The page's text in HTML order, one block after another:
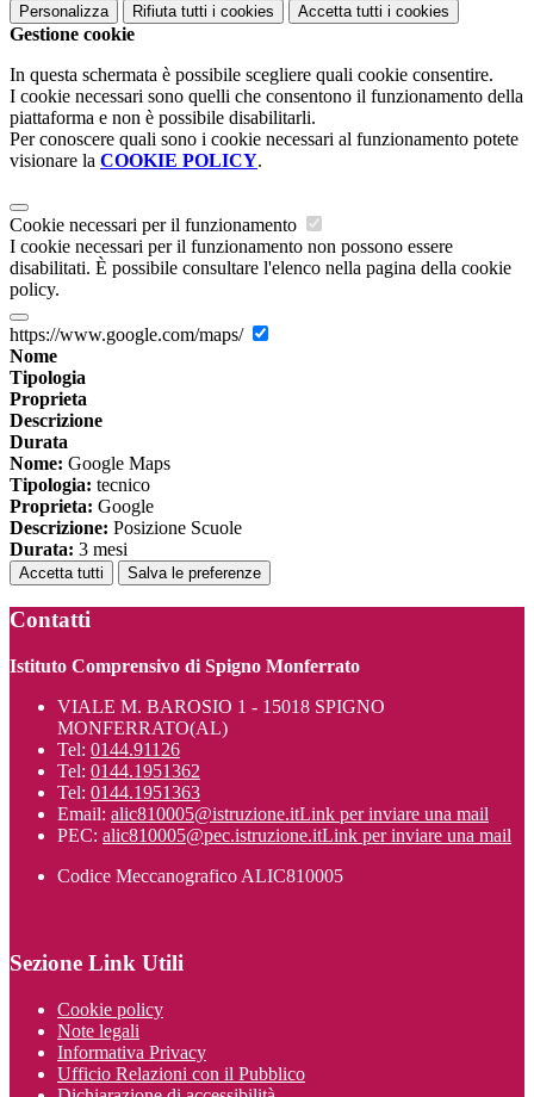
Personalizza Rifiuta tutti i cookies Accetta tutti i cookies
Gestione cookie
In questa schermata è possibile scegliere quali cookie consentire.
I cookie necessari sono quelli che consentono il funzionamento della
piattaforma e non è possibile disabilitarli.
Per conoscere quali sono i cookie necessari al funzionamento potete
visionare la COOKIE POLICY.
Cookie necessari per il funzionamento
I cookie necessari per il funzionamento non possono essere
disabilitati. È possibile consultare l'elenco nella pagina della cookie
policy.
https://www.google.com/maps/
Nome
Tipologia
Proprieta
Descrizione
Durata
Nome: Google Maps
Tipologia: tecnico
Proprieta: Google
Descrizione: Posizione Scuole
Durata: 3 mesi
Accetta tutti Salva le preferenze
Contatti
Istituto Comprensivo di Spigno Monferrato
VIALE M. BAROSIO 1 - 15018 SPIGNO
MONFERRATO(AL)
Tel: 0144.91126
Tel: 0144.1951362
Tel: 0144.1951363
Email: alic810005@istruzione.itLink per inviare una mail
PEC: alic810005@pec.istruzione.itLink per inviare una mail
Codice Meccanografico ALIC810005
Sezione Link Utili
Cookie policy
Note legali
Informativa Privacy
Ufficio Relazioni con il Pubblico